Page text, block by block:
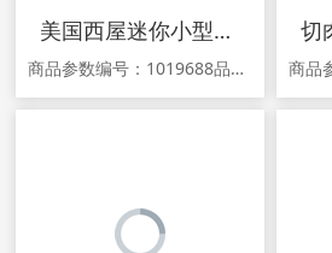
美国西屋迷你小型豆浆机榨汁杯带预约1-2人家用破壁机免滤魔食杯
商品参数编号：1019688品牌：Westinghouse/西屋型号：WFB-MN10D功能：干豆 湿豆 米糊 五谷 果蔬 玉米汁 绿豆 果酱 奶茶 绿豆沙 果汁 浓汤 纯香 清香容积：1L以下功率：750W及以下豆浆/榨汁/搅拌/料理机售后服务：店铺保修产地：中国大陆省份：广东省地市：广州市适用人数：1人-2人颜色分类：复古绿 复古红杯体材质：不锈钢是否有网：无网研磨生产企业：江门市贝尔斯顿电器